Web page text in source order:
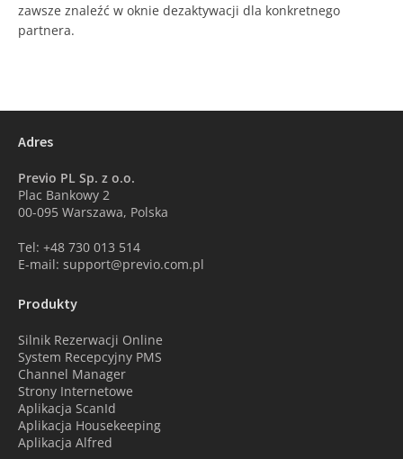
zawsze znaleźć w oknie dezaktywacji dla konkretnego
partnera.
Adres
Previo PL Sp. z o.o.
Plac Bankowy 2
00-095 Warszawa, Polska
Tel: +48 730 013 514
E-mail: support@previo.com.pl
Produkty
Silnik Rezerwacji Online
System Recepcyjny PMS
Channel Manager
Strony Internetowe
Aplikacja ScanId
Aplikacja Housekeeping
Aplikacja Alfred